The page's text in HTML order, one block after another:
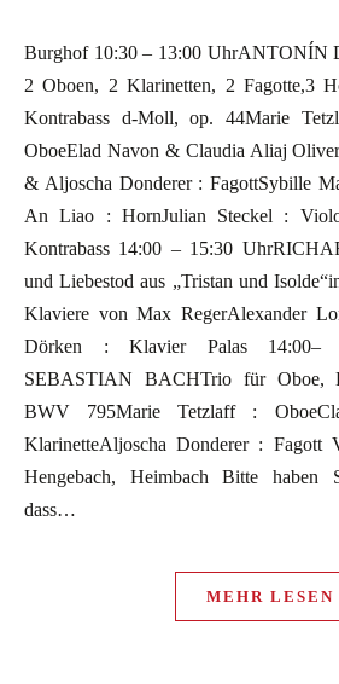
Burghof 10:30 – 13:00 UhrANTONÍN DVOŘÁKSerenade für
2 Oboen, 2 Klarinetten, 2 Fagotte,3
Kontrabass d-Moll, op. 44Marie
OboeElad Navon & Claudia Aliaj
& Aljoscha Donderer : FagottSybille
An Liao : HornJulian Steckel :
Kontrabass 14:00 – 15:30
und Liebestod aus „Tristan und
Klaviere von Max RegerAlexander
Dörken : Klavier Palas 14:00–
SEBASTIAN BACHTrio für Oboe,
BWV 795Marie Tetzlaff :
KlarinetteAljoscha Donderer : Fagott
Hengebach, Heimbach Bitte haben
dass…
MEHR LESEN